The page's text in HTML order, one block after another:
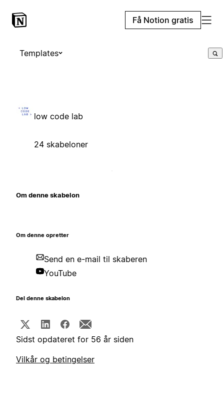
Få Notion gratis
Templates
low code lab
24 skabeloner
Om denne skabelon
Om denne opretter
Send en e-mail til skaberen
YouTube
Del denne skabelon
Sidst opdateret for 56 år siden
Vilkår og betingelser